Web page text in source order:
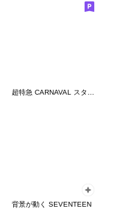
背景が動く SEVENTEEN